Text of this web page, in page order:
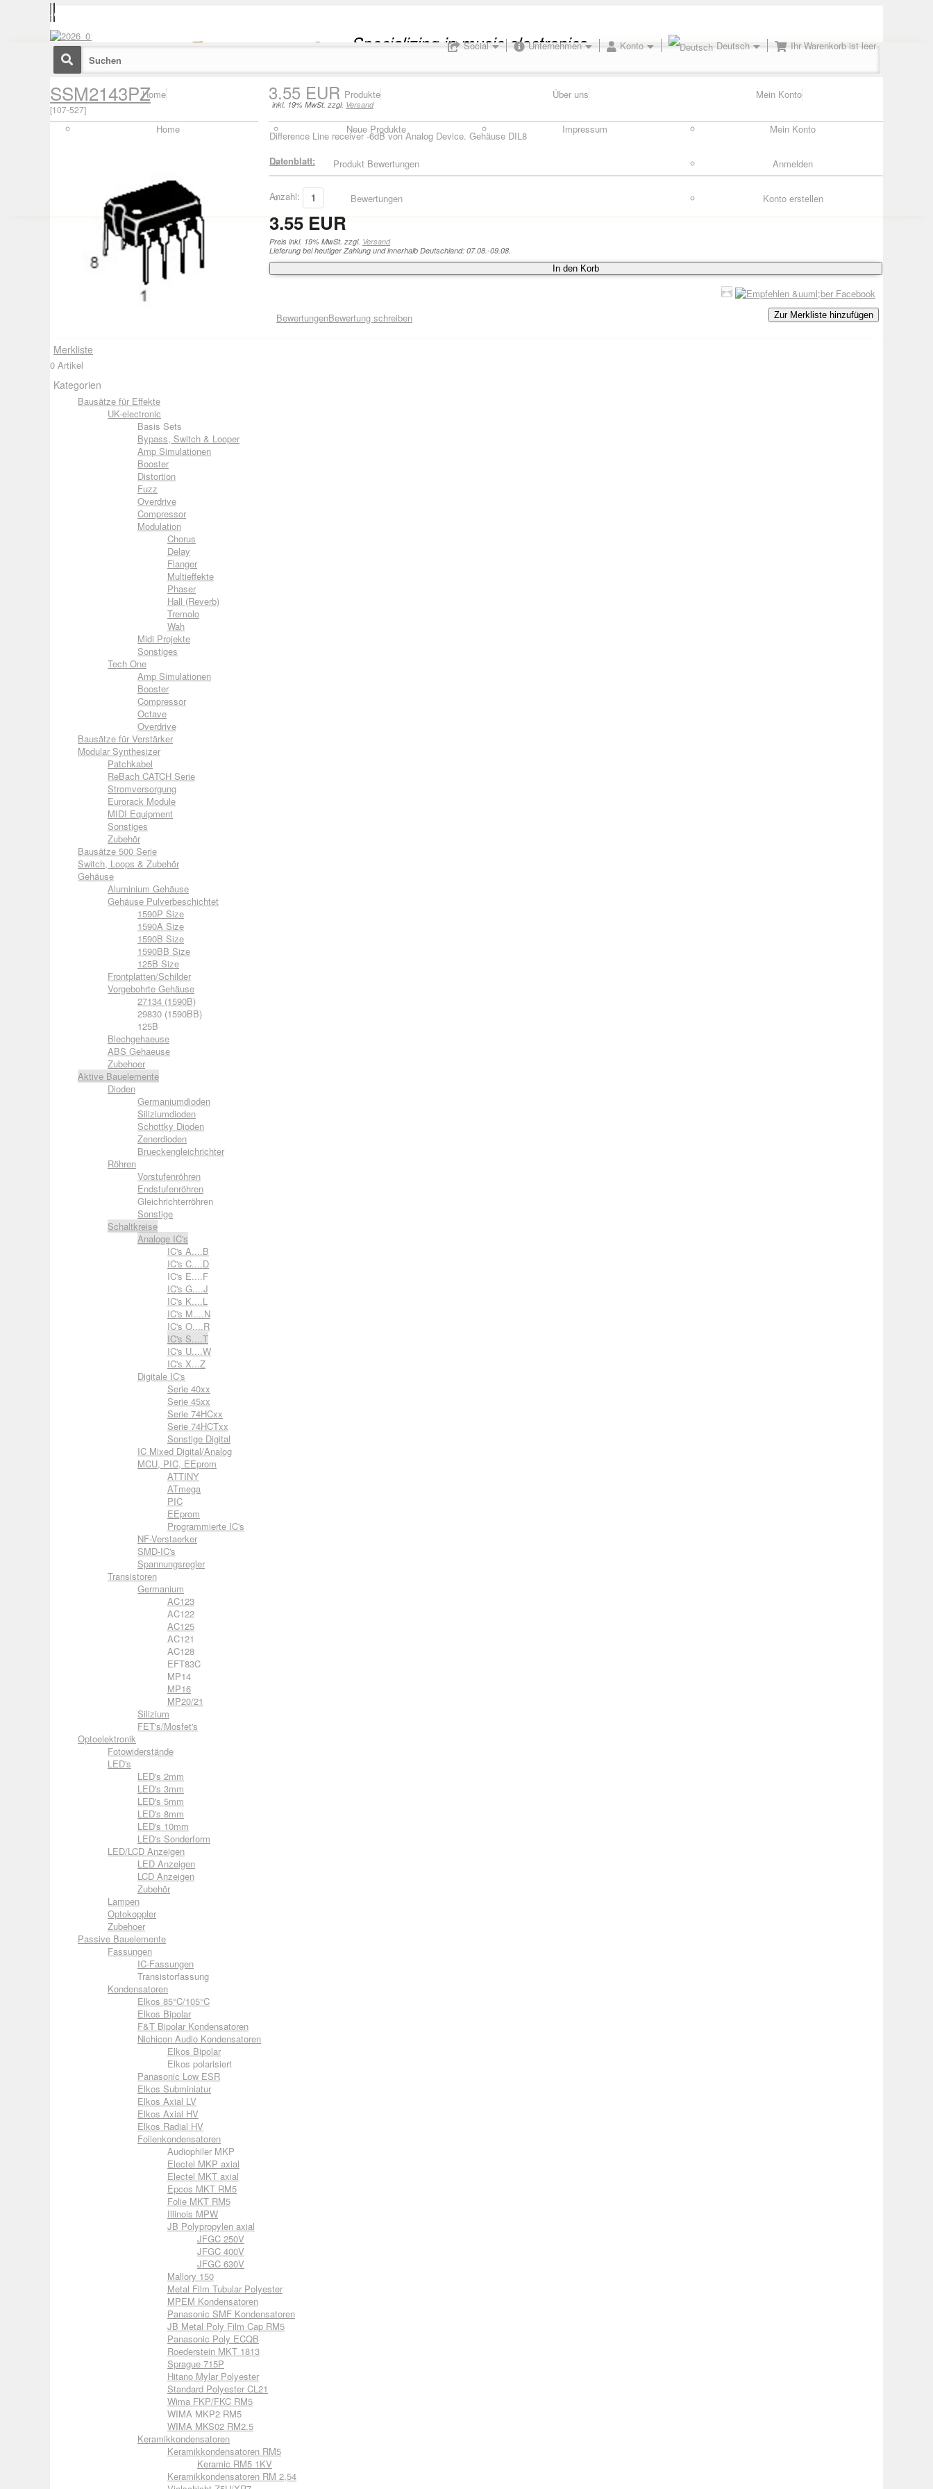
Social Unternehmen Konto Deutsch Ihr Warenkorb ist leer
Home
Home
Produkte
Neue Produkte
Produkt Bewertungen
Bewertungen
Über uns
Impressum
Mein Konto
Mein Konto
Anmelden
Konto erstellen
SSM2143PZ
[107-527]
3.55 EUR
inkl. 19% MwSt. zzgl. Versand
Difference Line receiver -6dB von Analog Device. Gehäuse DIL8
Datenblatt:
Anzahl:
3.55 EUR
Preis inkl. 19% MwSt. zzgl. Versand
Lieferung bei heutiger Zahlung und innerhalb Deutschland: 07.08.-09.08.
In den Korb
BewertungenBewertung schreiben Zur Merkliste hinzufügen
Merkliste
0 Artikel
Kategorien
Bausätze für Effekte
UK-electronic
Basis Sets
Bypass, Switch & Looper
Amp Simulationen
Booster
Distortion
Fuzz
Overdrive
Compressor
Modulation
Chorus
Delay
Flanger
Multieffekte
Phaser
Hall (Reverb)
Tremolo
Wah
Midi Projekte
Sonstiges
Tech One
Amp Simulationen
Booster
Compressor
Octave
Overdrive
Bausätze für Verstärker
Modular Synthesizer
Patchkabel
ReBach CATCH Serie
Stromversorgung
Eurorack Module
MIDI Equipment
Sonstiges
Zubehör
Bausätze 500 Serie
Switch, Loops & Zubehör
Gehäuse
Aluminium Gehäuse
Gehäuse Pulverbeschichtet
1590P Size
1590A Size
1590B Size
1590BB Size
125B Size
Frontplatten/Schilder
Vorgebohrte Gehäuse
27134 (1590B)
29830 (1590BB)
125B
Blechgehaeuse
ABS Gehaeuse
Zubehoer
Aktive Bauelemente
Dioden
Germaniumdioden
Siliziumdioden
Schottky Dioden
Zenerdioden
Brueckengleichrichter
Röhren
Vorstufenröhren
Endstufenröhren
Gleichrichterröhren
Sonstige
Schaltkreise
Analoge IC's
IC's A....B
IC's C....D
IC's E....F
IC's G....J
IC's K....L
IC's M....N
IC's O....R
IC's S....T
IC's U....W
IC's X...Z
Digitale IC's
Serie 40xx
Serie 45xx
Serie 74HCxx
Serie 74HCTxx
Sonstige Digital
IC Mixed Digital/Analog
MCU, PIC, EEprom
ATTINY
ATmega
PIC
EEprom
Programmierte IC's
NF-Verstaerker
SMD-IC's
Spannungsregler
Transistoren
Germanium
AC123
AC122
AC125
AC121
AC128
EFT83C
MP14
MP16
MP20/21
Silizium
FET's/Mosfet's
Optoelektronik
Fotowiderstände
LED's
LED's 2mm
LED's 3mm
LED's 5mm
LED's 8mm
LED's 10mm
LED's Sonderform
LED/LCD Anzeigen
LED Anzeigen
LCD Anzeigen
Zubehör
Lampen
Optokoppler
Zubehoer
Passive Bauelemente
Fassungen
IC-Fassungen
Transistorfassung
Kondensatoren
Elkos 85°C/105°C
Elkos Bipolar
F&T Bipolar Kondensatoren
Nichicon Audio Kondensatoren
Elkos Bipolar
Elkos polarisiert
Panasonic Low ESR
Elkos Subminiatur
Elkos Axial LV
Elkos Axial HV
Elkos Radial HV
Folienkondensatoren
Audiophiler MKP
Electel MKP axial
Electel MKT axial
Epcos MKT RM5
Folie MKT RM5
Illinois MPW
JB Polypropylen axial
JFGC 250V
JFGC 400V
JFGC 630V
Mallory 150
Metal Film Tubular Polyester
MPEM Kondensatoren
Panasonic SMF Kondensatoren
JB Metal Poly Film Cap RM5
Panasonic Poly ECQB
Roederstein MKT 1813
Sprague 715P
Hitano Mylar Polyester
Standard Polyester CL21
Wima FKP/FKC RM5
WIMA MKP2 RM5
WIMA MKS02 RM2.5
Keramikkondensatoren
Keramikkondensatoren RM5
Keramic RM5 1KV
Keramikkondensatoren RM 2,54